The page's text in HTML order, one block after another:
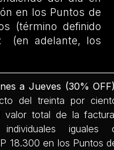
en los Puntos de
(término definido
(en adelante, los
a Jueves (30%
del treinta por
valor total de la
iguales
18.300 en los Puntos